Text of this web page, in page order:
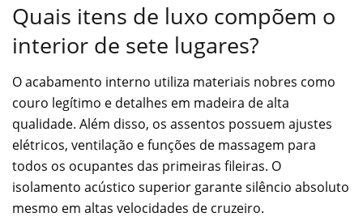
Quais itens de luxo compõem o
interior de sete lugares?
O acabamento interno utiliza materiais nobres como
couro legítimo e detalhes em madeira de alta
qualidade. Além disso, os assentos possuem ajustes
elétricos, ventilação e funções de massagem para
todos os ocupantes das primeiras fileiras. O
isolamento acústico superior garante silêncio absoluto
mesmo em altas velocidades de cruzeiro.